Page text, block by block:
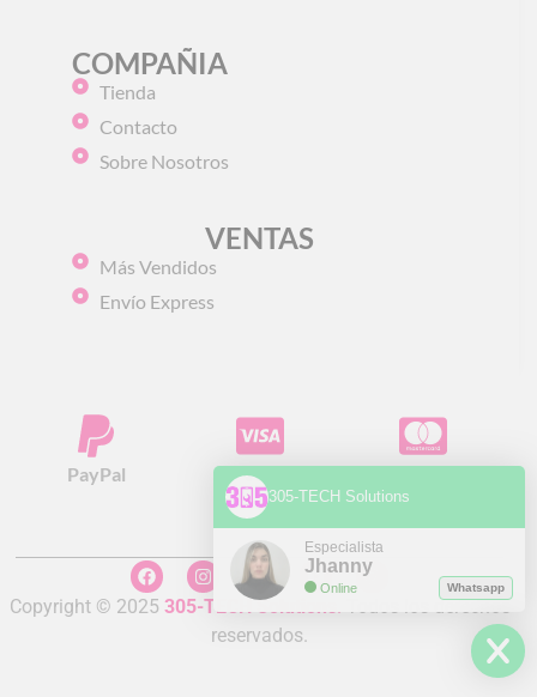
COMPAÑIA
Tienda
Contacto
Sobre Nosotros
VENTAS
Más Vendidos
Envío Express
PayPal Visa
Copyright © 2025 305-TECH Solutions. Todos los derechos
reservados.
305-TECH Solutions
Especialista
Jhanny
Online Whatsapp